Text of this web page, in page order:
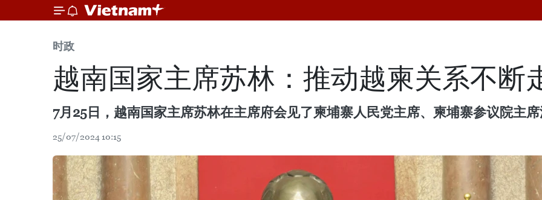
时政
越南国家主席苏林：推动越柬关系不断
7月25日，越南国家主席苏林在主席府会见了柬埔寨人民党主席、柬埔寨参议院主
25/07/2024 10:15